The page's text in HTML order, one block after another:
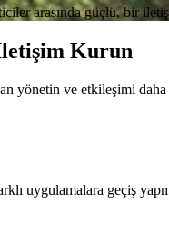
arasında güçlü, bir
Kurun
yönetin ve etkileşimi
uygulamalara geçiş